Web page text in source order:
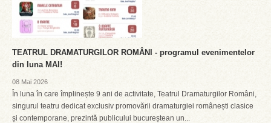
TEATRUL DRAMATURGILOR ROMÂNI - programul evenimentelor
din luna MAI!
08 Mai 2026
În luna în care împlinește 9 ani de activitate, Teatrul Dramaturgilor Români,
singurul teatru dedicat exclusiv promovării dramaturgiei românești clasice
și contemporane, prezintă publicului bucureștean un...